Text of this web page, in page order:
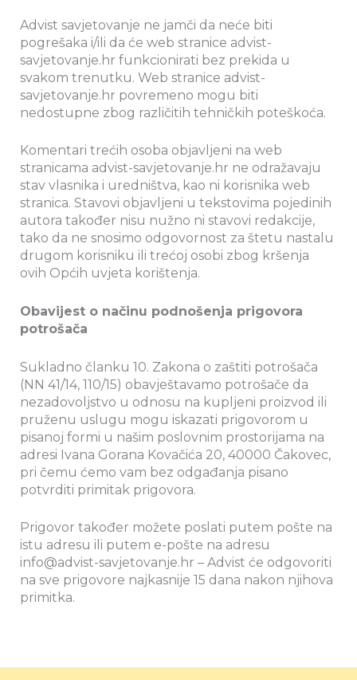
Advist savjetovanje ne jamči da neće biti
pogrešaka i/ili da će web stranice advist-
savjetovanje.hr funkcionirati bez prekida u
svakom trenutku. Web stranice advist-
savjetovanje.hr povremeno mogu biti
nedostupne zbog različitih tehničkih poteškoća.
Komentari trećih osoba objavljeni na web
stranicama advist-savjetovanje.hr ne odražavaju
stav vlasnika i uredništva, kao ni korisnika web
stranica. Stavovi objavljeni u tekstovima pojedinih
autora također nisu nužno ni stavovi redakcije,
tako da ne snosimo odgovornost za štetu nastalu
drugom korisniku ili trećoj osobi zbog kršenja
ovih Općih uvjeta korištenja.
Obavijest o načinu podnošenja prigovora
potrošača
Sukladno članku 10. Zakona o zaštiti potrošača
(NN 41/14, 110/15) obavještavamo potrošače da
nezadovoljstvo u odnosu na kupljeni proizvod ili
pruženu uslugu mogu iskazati prigovorom u
pisanoj formi u našim poslovnim prostorijama na
adresi Ivana Gorana Kovačića 20, 40000 Čakovec,
pri čemu ćemo vam bez odgađanja pisano
potvrditi primitak prigovora.
Prigovor također možete poslati putem pošte na
istu adresu ili putem e-pošte na adresu
info@advist-savjetovanje.hr – Advist će odgovoriti
na sve prigovore najkasnije 15 dana nakon njihova
primitka.